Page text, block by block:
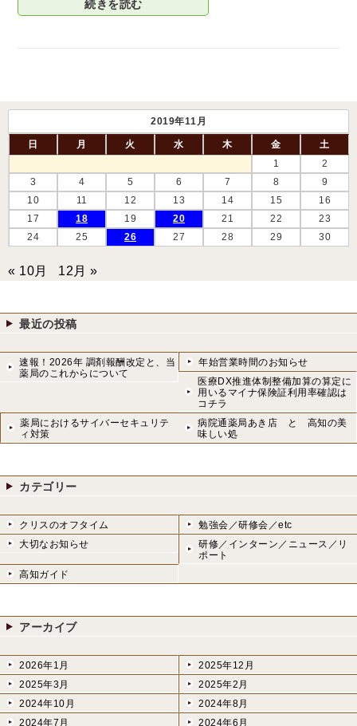
続きを読む
2019年11月
日 月 火 水 木 金
土
1
2
3
4 5 6 7 8
9
10
11 12 13 14 15
16
17
18 19 20 21 22
23
24
25 26 27 28 29 30
« 10月 12月 »
最近の投稿
速報！2026年 調剤報酬改定と、当
薬局のこれからについて
年始営業時間のお知らせ
医療DX推進体制整備加算の算定に
用いるマイナ保険証利用率確認は
コチラ
薬局におけるサイバーセキュリテ
ィ対策
病院通薬局あき店 と 高知の美
味しい処
カテゴリー
クリスのオフタイム
勉強会／研修会／etc
大切なお知らせ
研修／インターン／ニュース／リ
ポート
高知ガイド
アーカイブ
2026年1月
2025年12月
2025年3月
2025年2月
2024年10月
2024年8月
2024年7月
2024年6月